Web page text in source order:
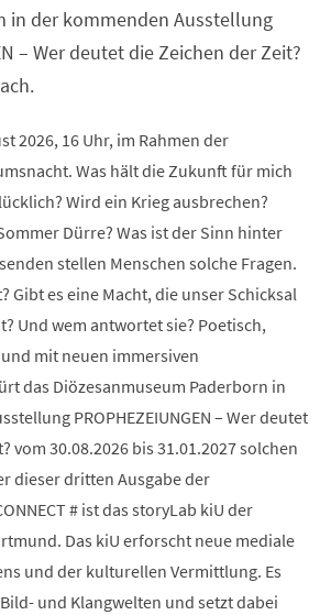
in der kommenden Ausstellung
– Wer deutet die Zeichen der Zeit?
2026, 16 Uhr, im Rahmen der
Was hält die Zukunft für mich
Wird ein Krieg ausbrechen?
Dürre? Was ist der Sinn hinter
stellen Menschen solche Fragen.
Gibt es eine Macht, die unser Schicksal
Und wem antwortet sie? Poetisch,
mit neuen immersiven
das Diözesanmuseum Paderborn in
PROPHEZEIUNGEN – Wer deutet
vom 30.08.2026 bis 31.01.2027 solchen
dieser dritten Ausgabe der
# ist das storyLab kiU der
Das kiU erforscht neue mediale
und der kulturellen Vermittlung. Es
und Klangwelten und setzt dabei